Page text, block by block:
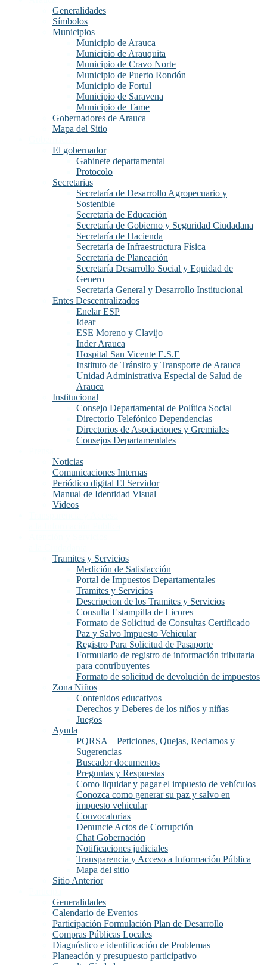
Generalidades
Símbolos
Municipios
Municipio de Arauca
Municipio de Arauquita
Municipio de Cravo Norte
Municipio de Puerto Rondón
Municipio de Fortul
Municipio de Saravena
Municipio de Tame
Gobernadores de Arauca
Mapa del Sitio
El gobernador
Gabinete departamental
Protocolo
Secretarias
Secretaría de Desarrollo Agropecuario y
Sostenible
Secretaría de Educación
Secretaría de Gobierno y Seguridad Ciudadana
Secretaría de Hacienda
Secretaría de Infraestructura Física
Secretaría de Planeación
Secretaría Desarrollo Social y Equidad de
Genero
Secretaría General y Desarrollo Institucional
Entes Descentralizados
Enelar ESP
Idear
ESE Moreno y Clavijo
Inder Arauca
Hospital San Vicente E.S.E
Instituto de Tránsito y Transporte de Arauca
Unidad Administrativa Especial de Salud de
Arauca
Institucional
Consejo Departamental de Política Social
Directorio Telefónico Dependencias
Directorios de Asociaciones y Gremiales
Consejos Departamentales
Noticias
Comunicaciones Internas
Periódico digital El Servidor
Manual de Identidad Visual
Videos
Tramites y Servicios
Medición de Satisfacción
Portal de Impuestos Departamentales
Tramites y Servicios
Descripcion de los Tramites y Servicios
Consulta Estampilla de Licores
Formato de Solicitud de Consultas Certificado
Paz y Salvo Impuesto Vehicular
Registro Para Solicitud de Pasaporte
Formulario de registro de información tributaria
para contribuyentes
Formato de solicitud de devolución de impuestos
Zona Niños
Contenidos educativos
Derechos y Deberes de los niños y niñas
Juegos
Ayuda
PQRSA – Peticiones, Quejas, Reclamos y
Sugerencias
Buscador documentos
Preguntas y Respuestas
Como liquidar y pagar el impuesto de vehículos
Conozca como generar su paz y salvo en
impuesto vehicular
Convocatorias
Denuncie Actos de Corrupción
Chat Gobernación
Notificaciones judiciales
Transparencia y Acceso a Información Pública
Mapa del sitio
Sitio Anterior
Generalidades
Calendario de Eventos
Participación Formulación Plan de Desarrollo
Compras Públicas Locales
Diagnóstico e identificación de Problemas
Planeación y presupuesto participativo